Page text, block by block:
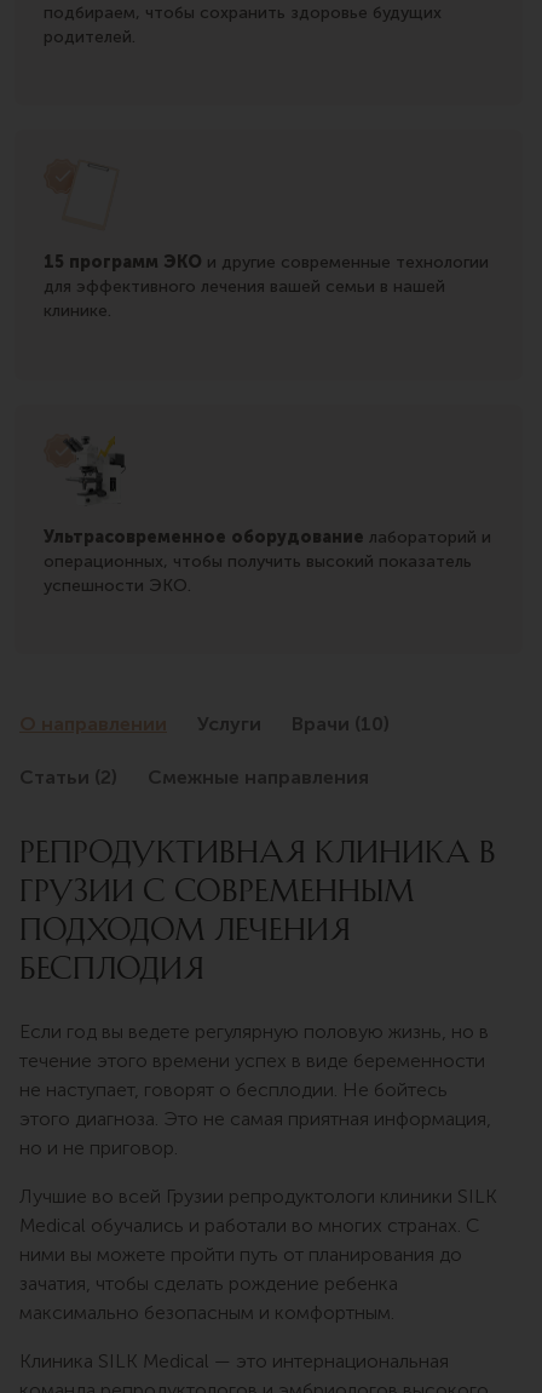
подбираем, чтобы сохранить здоровье будущих
родителей.
15 программ ЭКО и другие современные технологии
для эффективного лечения вашей семьи в нашей
клинике.
Ультрасовременное оборудование лабораторий и
операционных, чтобы получить высокий показатель
успешности ЭКО.
Услуги Врачи (10)
Статьи (2) Смежные направления
Репродуктивная клиника в
Грузии с современным
подходом лечения
бесплодия
Если год вы ведете регулярную половую жизнь, но в
течение этого времени успех в виде беременности
не наступает, говорят о бесплодии. Не бойтесь
этого диагноза. Это не самая приятная информация,
но и не приговор.
Лучшие во всей Грузии репродуктологи клиники SILK
Medical обучались и работали во многих странах. С
ними вы можете пройти путь от планирования до
зачатия, чтобы сделать рождение ребенка
максимально безопасным и комфортным.
Клиника SILK Medical — это интернациональная